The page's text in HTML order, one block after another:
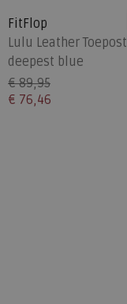
FitFlop
Lulu Leather Toepost
deepest blue
€ 89,95
€ 76,46